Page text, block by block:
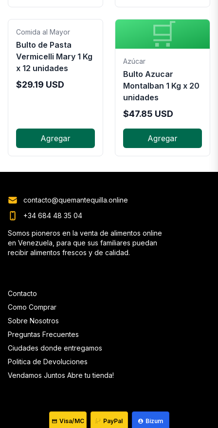
Comida al Mayor
Bulto de Pasta
Vermicelli Mary 1 Kg
x 12 unidades
$29.19 USD
Agregar
🛒
Azúcar
Bulto Azucar
Montalban 1 Kg x 20
unidades
$47.85 USD
Agregar
Contacto
Como Comprar
Sobre Nosotros
Preguntas Frecuentes
Ciudades donde entregamos
Politica de Devoluciones
Vendamos Juntos Abre tu tienda!
contacto@quemantequilla.online
+34 684 48 35 04
Somos pioneros en la venta de alimentos online
en Venezuela, para que sus familiares puedan
recibir alimentos frescos y de calidad.
Visa/MC PayPal Bizum